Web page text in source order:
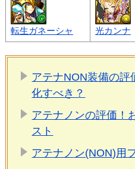
転生ガネーシャ 光カンナ
アテナNON装備の評
化すべき？
アテナノンの評価！
スト
アテナノン(NON)用